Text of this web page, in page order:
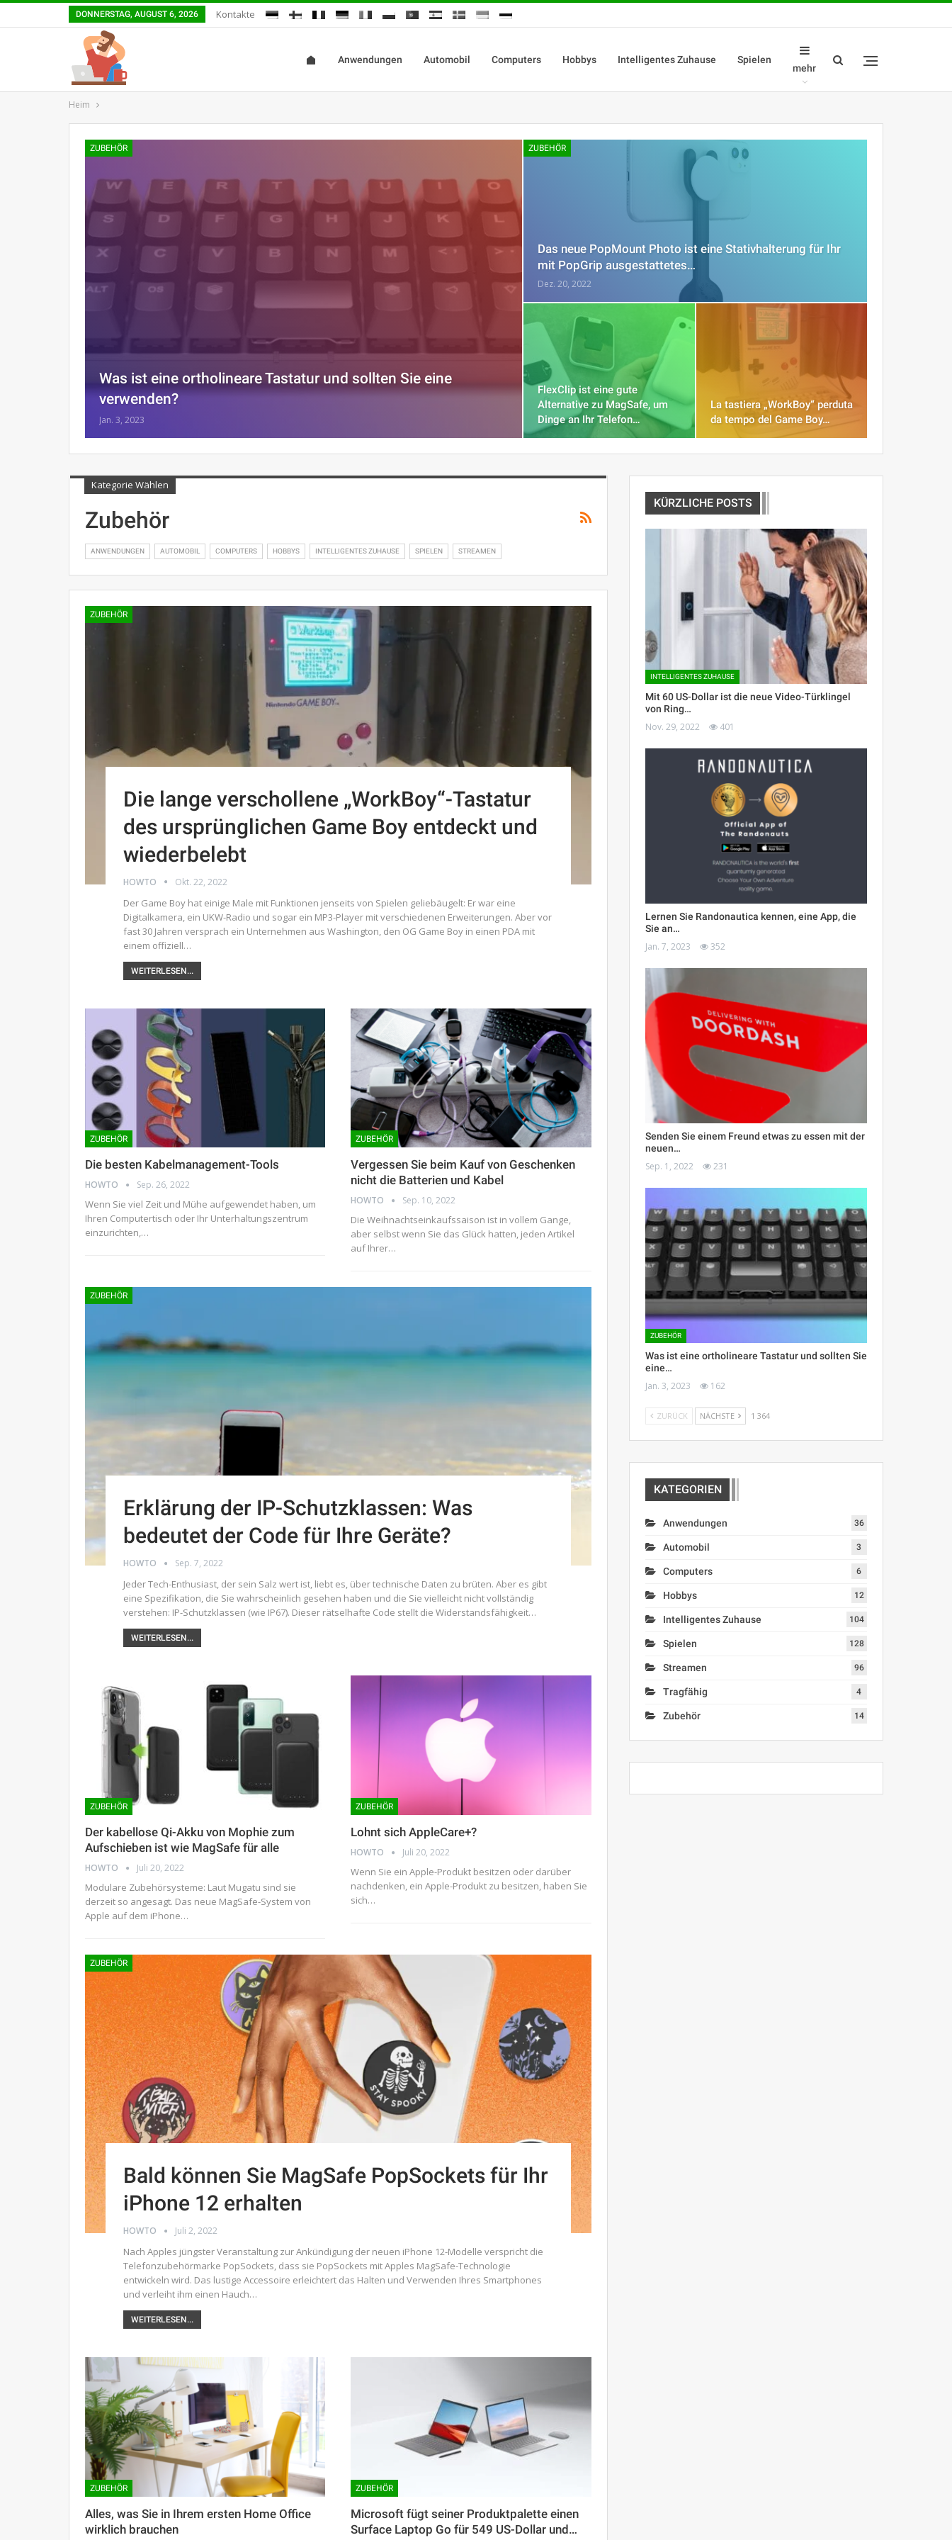
DONNERSTAG, AUGUST 6, 2026 Kontakte
Anwendungen Automobil Computers Hobbys Intelligentes Zuhause Spielen
mehr
Heim
ZUBEHÖR
Was ist eine ortholineare Tastatur und sollten Sie eine
verwenden?
Jan. 3, 2023
ZUBEHÖR
Das neue PopMount Photo ist eine Stativhalterung für Ihr
mit PopGrip ausgestattetes…
Dez. 20, 2022
FlexClip ist eine gute
Alternative zu MagSafe, um
Dinge an Ihr Telefon…
La tastiera „WorkBoy“ perduta
da tempo del Game Boy…
Kategorie Wählen
Zubehör
ANWENDUNGEN AUTOMOBIL COMPUTERS HOBBYS INTELLIGENTES ZUHAUSE SPIELEN STREAMEN
ZUBEHÖR
Die lange verschollene „WorkBoy“-Tastatur
des ursprünglichen Game Boy entdeckt und
wiederbelebt
HOWTO Okt. 22, 2022
Der Game Boy hat einige Male mit Funktionen jenseits von Spielen geliebäugelt: Er war eine
Digitalkamera, ein UKW-Radio und sogar ein MP3-Player mit verschiedenen Erweiterungen. Aber vor
fast 30 Jahren versprach ein Unternehmen aus Washington, den OG Game Boy in einen PDA mit
einem offiziell…
WEITERLESEN...
ZUBEHÖR
Die besten Kabelmanagement-Tools
HOWTO Sep. 26, 2022
Wenn Sie viel Zeit und Mühe aufgewendet haben, um
Ihren Computertisch oder Ihr Unterhaltungszentrum
einzurichten,…
ZUBEHÖR
Vergessen Sie beim Kauf von Geschenken
nicht die Batterien und Kabel
HOWTO Sep. 10, 2022
Die Weihnachtseinkaufssaison ist in vollem Gange,
aber selbst wenn Sie das Glück hatten, jeden Artikel
auf Ihrer…
ZUBEHÖR
Erklärung der IP-Schutzklassen: Was
bedeutet der Code für Ihre Geräte?
HOWTO Sep. 7, 2022
Jeder Tech-Enthusiast, der sein Salz wert ist, liebt es, über technische Daten zu brüten. Aber es gibt
eine Spezifikation, die Sie wahrscheinlich gesehen haben und die Sie vielleicht nicht vollständig
verstehen: IP-Schutzklassen (wie IP67). Dieser rätselhafte Code stellt die Widerstandsfähigkeit…
WEITERLESEN...
ZUBEHÖR
Der kabellose Qi-Akku von Mophie zum
Aufschieben ist wie MagSafe für alle
HOWTO Juli 20, 2022
Modulare Zubehörsysteme: Laut Mugatu sind sie
derzeit so angesagt. Das neue MagSafe-System von
Apple auf dem iPhone…
ZUBEHÖR
Lohnt sich AppleCare+?
HOWTO Juli 20, 2022
Wenn Sie ein Apple-Produkt besitzen oder darüber
nachdenken, ein Apple-Produkt zu besitzen, haben Sie
sich…
ZUBEHÖR
Bald können Sie MagSafe PopSockets für Ihr
iPhone 12 erhalten
HOWTO Juli 2, 2022
Nach Apples jüngster Veranstaltung zur Ankündigung der neuen iPhone 12-Modelle verspricht die
Telefonzubehörmarke PopSockets, dass sie PopSockets mit Apples MagSafe-Technologie
entwickeln wird. Das lustige Accessoire erleichtert das Halten und Verwenden Ihres Smartphones
und verleiht ihm einen Hauch…
WEITERLESEN...
ZUBEHÖR
Alles, was Sie in Ihrem ersten Home Office
wirklich brauchen
ZUBEHÖR
Microsoft fügt seiner Produktpalette einen
Surface Laptop Go für 549 US-Dollar und…
KÜRZLICHE POSTS
INTELLIGENTES ZUHAUSE
Mit 60 US-Dollar ist die neue Video-Türklingel
von Ring…
Nov. 29, 2022 401
Lernen Sie Randonautica kennen, eine App, die
Sie an…
Jan. 7, 2023 352
Senden Sie einem Freund etwas zu essen mit der
neuen…
Sep. 1, 2022 231
ZUBEHÖR
Was ist eine ortholineare Tastatur und sollten Sie
eine…
Jan. 3, 2023 162
ZURÜCK NÄCHSTE 1 364
KATEGORIEN
Anwendungen 36
Automobil 3
Computers 6
Hobbys 12
Intelligentes Zuhause 104
Spielen 128
Streamen 96
Tragfähig 4
Zubehör 14